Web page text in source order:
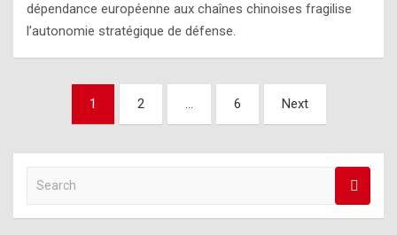
dépendance européenne aux chaînes chinoises fragilise
l’autonomie stratégique de défense.
Pagination
publications
1 2 … 6 Next
a